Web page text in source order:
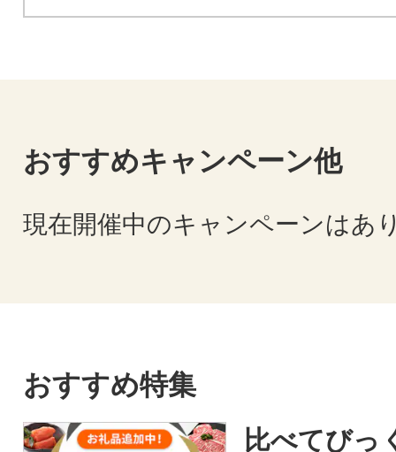
に次ぐ鰻の生産量 ●日本一の宮崎
●世界のトッププロが集う・・
おすすめキャンペーン他
現在開催中のキャンペーンはあ
おすすめ特集
比べてびっ